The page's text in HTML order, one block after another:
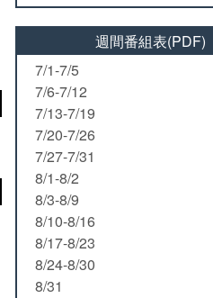
週間番組表(PDF)
7/1-7/5
7/6-7/12
7/13-7/19
7/20-7/26
7/27-7/31
8/1-8/2
8/3-8/9
8/10-8/16
8/17-8/23
8/24-8/30
8/31